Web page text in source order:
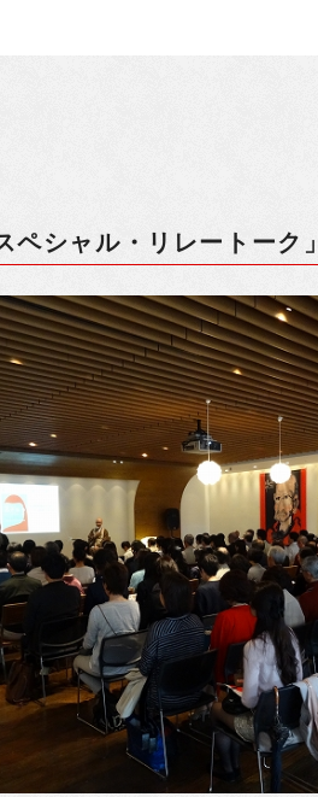
ペシャル・リレートーク」